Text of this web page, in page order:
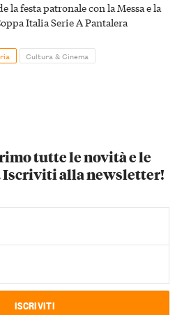
la festa patronale con la Messa e la
Italia Serie A Pantalera
Cultura & Cinema
tutte le novità e le
Iscriviti alla newsletter!